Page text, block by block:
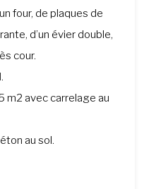
four, de plaques de
d’un évier double,
cour.
m2 avec carrelage au
au sol.